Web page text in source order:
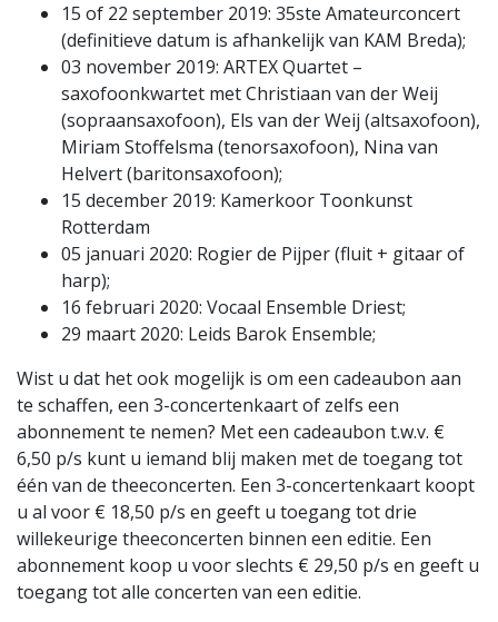
15 of 22 september 2019: 35ste Amateurconcert
(definitieve datum is afhankelijk van KAM Breda);
03 november 2019: ARTEX Quartet –
saxofoonkwartet met Christiaan van der Weij
(sopraansaxofoon), Els van der Weij (altsaxofoon),
Miriam Stoffelsma (tenorsaxofoon), Nina van
Helvert (baritonsaxofoon);
15 december 2019: Kamerkoor Toonkunst
Rotterdam
05 januari 2020: Rogier de Pijper (fluit + gitaar of
harp);
16 februari 2020: Vocaal Ensemble Driest;
29 maart 2020: Leids Barok Ensemble;
Wist u dat het ook mogelijk is om een cadeaubon aan
te schaffen, een 3-concertenkaart of zelfs een
abonnement te nemen? Met een cadeaubon t.w.v. €
6,50 p/s kunt u iemand blij maken met de toegang tot
één van de theeconcerten. Een 3-concertenkaart koopt
u al voor € 18,50 p/s en geeft u toegang tot drie
willekeurige theeconcerten binnen een editie. Een
abonnement koop u voor slechts € 29,50 p/s en geeft u
toegang tot alle concerten van een editie.